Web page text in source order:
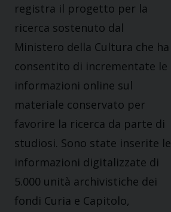
registra il progetto per la
ricerca sostenuto dal
Ministero della Cultura che ha
consentito di incrementate le
informazioni online sul
materiale conservato per
favorire la ricerca da parte di
studiosi. Sono state inserite le
informazioni digitalizzate di
5.000 unità archivistiche dei
fondi Curia e Capitolo,